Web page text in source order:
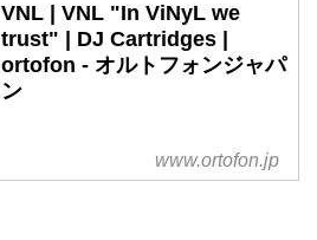
VNL | VNL "In ViNyL we
trust" | DJ Cartridges |
ortofon - オルトフォンジャパ
ン
www.ortofon.jp